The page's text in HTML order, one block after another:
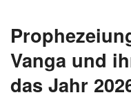
Vanga und
das Jahr